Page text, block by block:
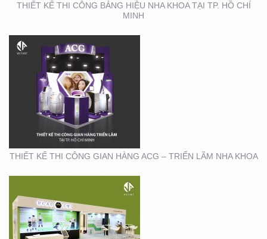
THIẾT KẾ THI CÔNG BẢNG HIỆU NHA KHOA TẠI TP. HỒ CHÍ
MINH
THIẾT KẾ THI CÔNG GIAN HÀNG ACG – TRIỂN LÃM NHA KHOA
THIẾT KẾ THI CÔNG
GIAN HÀNG REAL EMS
TẠI TTTM
THIẾT KẾ THI CÔNG
CHUỖI CỬA HÀNG